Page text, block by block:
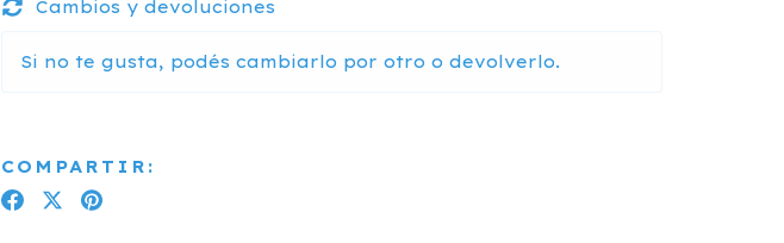
Cambios y devoluciones
Si no te gusta, podés cambiarlo por otro o devolverlo.
COMPARTIR: